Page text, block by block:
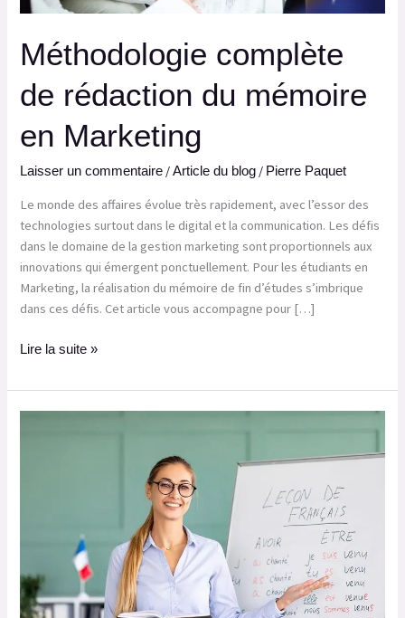
Méthodologie complète
de rédaction du mémoire
en Marketing
Laisser un commentaire /Article du blog / Pierre Paquet
Le monde des affaires évolue très rapidement, avec l’essor des
technologies surtout dans le digital et la communication. Les défis
dans le domaine de la gestion marketing sont proportionnels aux
innovations qui émergent ponctuellement. Pour les étudiants en
Marketing, la réalisation du mémoire de fin d’études s’imbrique
dans ces défis. Cet article vous accompagne pour […]
Lire la suite »
mémoire